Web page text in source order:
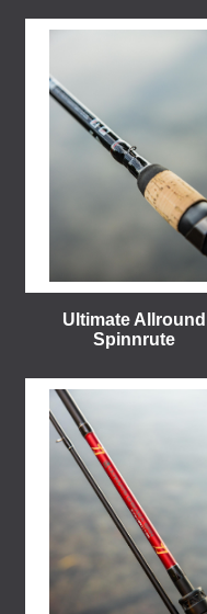
Ultimate Allround
Spinnrute